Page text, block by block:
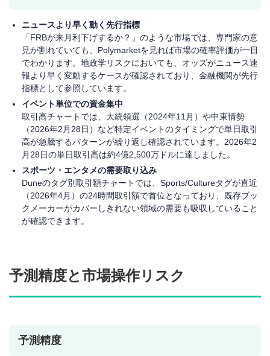
ニュースより早く動く先行指標
「FRBが来月利下げするか？」のような市場では、専門家の意
見が割れていても、Polymarketを見れば市場の確率評価が一目
でわかります。地政学リスクにおいても、オッズがニュース速
報より早く変動するケースが確認されており、金融機関が先行
指標として参照しています。
イベント単位での資金集中
取引高チャートでは、大統領選（2024年11月）や中東情勢
（2026年2月28日）など特定イベントのタイミングで単日取引
高が急騰するパターンが繰り返し確認されています。2026年2
月28日の単日取引高は約4億2,500万ドルに達しました。
スポーツ・エンタメの需要取り込み
Duneのタグ別取引額チャートでは、Sports/Cultureタグが直近
（2026年4月）の24時間取引額で首位となっており、既存ブッ
クメーカーがカバーしきれない領域の需要も吸収していること
が確認できます。
予測精度と市場操作リスク
予測精度